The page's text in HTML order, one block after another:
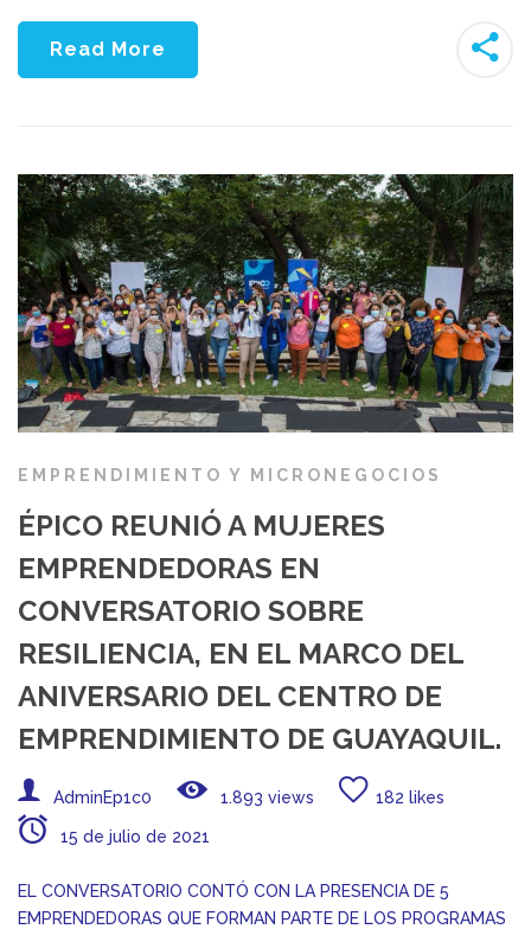
Read More
EMPRENDIMIENTO Y MICRONEGOCIOS
ÉPICO REUNIÓ A MUJERES
EMPRENDEDORAS EN
CONVERSATORIO SOBRE
RESILIENCIA, EN EL MARCO DEL
ANIVERSARIO DEL CENTRO DE
EMPRENDIMIENTO DE GUAYAQUIL.
AdminEp1c0 1.893 views 182 likes
15 de julio de 2021
EL CONVERSATORIO CONTÓ CON LA PRESENCIA DE 5
EMPRENDEDORAS QUE FORMAN PARTE DE LOS PROGRAMAS